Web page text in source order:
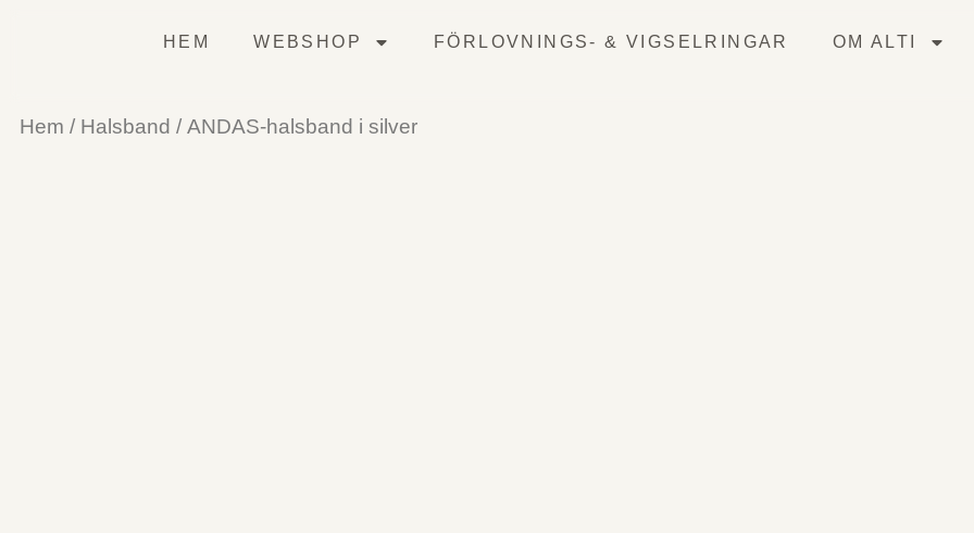
HEM WEBSHOP FÖRLOVNINGS- & VIGSELRINGAR OM ALTI
Hem / Halsband / ANDAS-halsband i silver